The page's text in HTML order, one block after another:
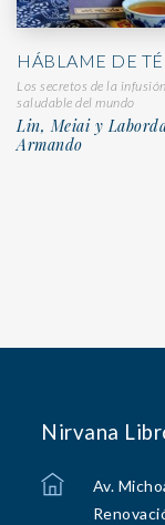
HÁBLAME DE TÉ
Los secretos de la
saludable del mundo
Lin, Meiai y
Armando
Nirvana
Av.